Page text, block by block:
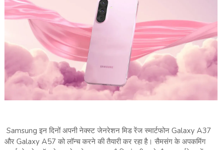
Samsung इन दिनों अपनी नेक्स्ट जेनरेशन मिड रेंज स्मार्टफोन Galaxy A37
और Galaxy A57 को लॉन्च करने की तैयारी कर रहा है। सैमसंग के अपकमिंग